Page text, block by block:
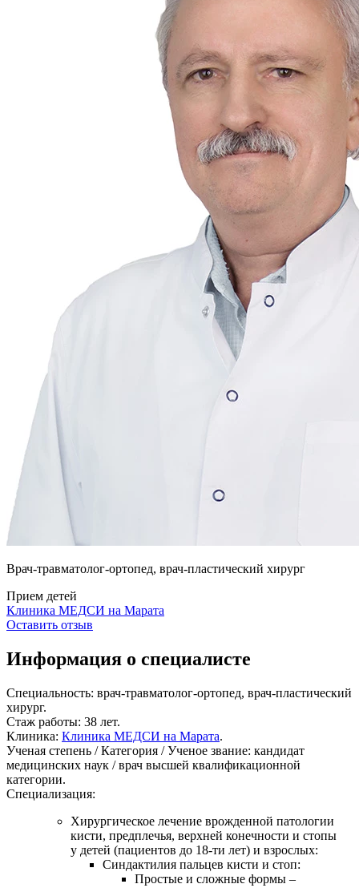
Врач-травматолог-ортопед, врач-пластический хирург
Прием детей
Клиника МЕДСИ на Марата
Оставить отзыв
Информация о специалисте
Специальность: врач-травматолог-ортопед, врач-пластический
хирург.
Стаж работы: 38 лет.
Клиника: Клиника МЕДСИ на Марата.
Ученая степень / Категория / Ученое звание: кандидат
медицинских наук / врач высшей квалификационной
категории.
Специализация:
Хирургическое лечение врожденной патологии
кисти, предплечья, верхней конечности и стопы
у детей (пациентов до 18-ти лет) и взрослых:
Синдактилия пальцев кисти и стоп:
Простые и сложные формы –